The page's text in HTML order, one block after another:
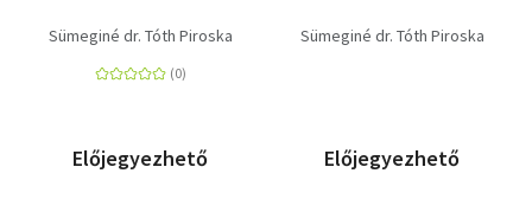
Sümeginé dr. Tóth Piroska
Előjegyezhető
Sümeginé dr. Tóth Piroska
Előjegyezhető